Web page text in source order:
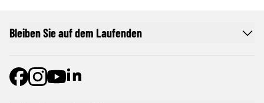
Bleiben Sie auf dem Laufenden